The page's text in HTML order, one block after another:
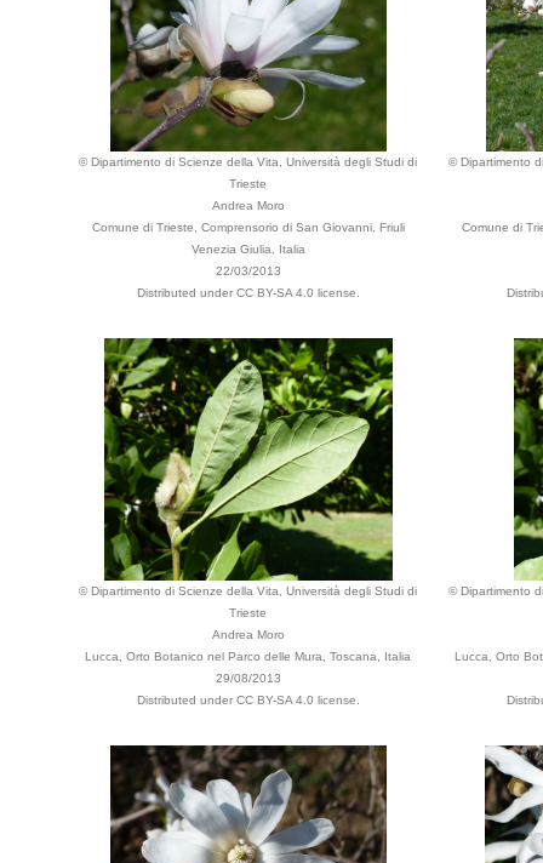
© Dipartimento di Scienze della Vita, Università degli Studi di
Trieste
Andrea Moro
Comune di Trieste, Comprensorio di San Giovanni, Friuli
Venezia Giulia, Italia
22/03/2013
Distributed under CC BY-SA 4.0 license.
© Dipartimento
Comune di
© Dipartimento di Scienze della Vita, Università degli Studi di
Trieste
Andrea Moro
Lucca, Orto Botanico nel Parco delle Mura, Toscana, Italia
29/08/2013
Distributed under CC BY-SA 4.0 license.
© Dipartimento
Lucca, Orto